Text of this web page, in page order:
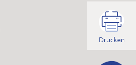
Drucken